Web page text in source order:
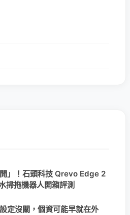
」！石頭科技 Qrevo Edge 2
掃拖機器人開箱評測
定沒關，個資可能早就在外